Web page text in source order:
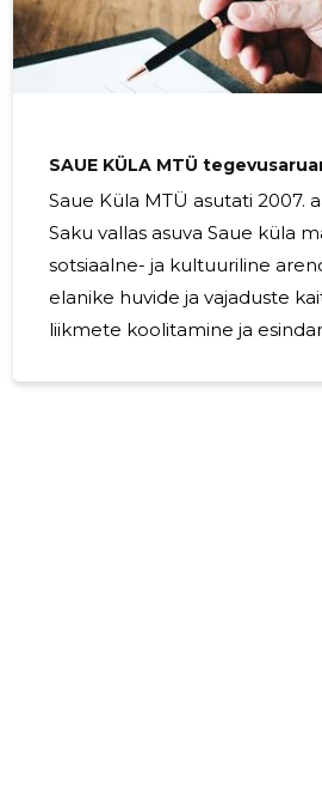
laiendada tegevussuundasid. Teisi
plaane järgmiseks aastaks ei ole.
SAUE KÜLA MTÜ
Saue Küla MTÜ asutati 2007.
Saku vallas asuva Saue küla
sotsiaalne- ja kultuuriline
elanike huvide ja vajaduste
liikmete koolitamine ja